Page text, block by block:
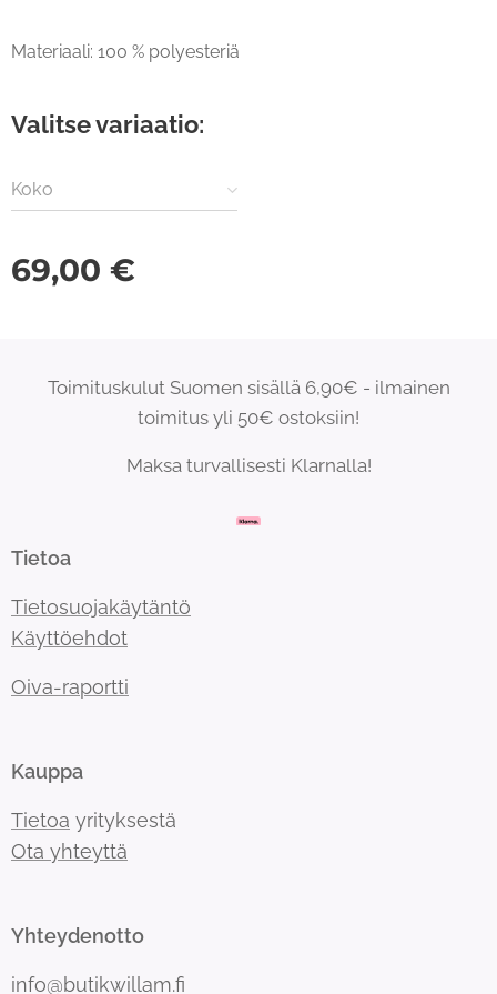
Materiaali: 100 % polyesteriä
Valitse variaatio:
Koko
69,00 €
Toimituskulut Suomen sisällä 6,90€ - ilmainen
toimitus yli 50€ ostoksiin!
Maksa turvallisesti Klarnalla!
Tietoa
Tietosuojakäytäntö
Käyttöehdot
Oiva-raportti
Kauppa
Tietoa yrityksestä
Ota yhteyttä
Yhteydenotto
info@butikwillam.fi